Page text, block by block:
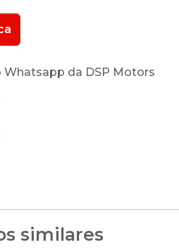
da DSP Motors
similares